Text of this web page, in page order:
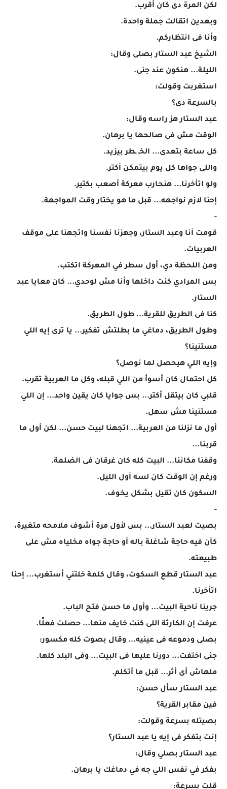
لكن المرة دى كان أقرب.
وبعدين اتقالت جملة واحدة.
وأنا فى انتظاركم.
الشيخ عبد الستار بصلى وقال:
الليلة... هنكون عند جنى.
استغربت وقولت:
بالسرعة دى؟
عبد الستار هز راسه وقال:
الوقت مش فى صالحها يا برهان.
كل ساعة بتعدى... الخـ ـطر بيزيد.
واللى جواها كل يوم بيتمكن أكتر.
ولو اتأخرنا... هنحارب معركة أصعب بكتير.
إحنا لازم نواجهه... قبل ما هو يختار وقت المواجهة.
-
قومت أنا وعبد الستار، وجهزنا نفسنا واتجهنا على موقف
العربيات.
ومن اللحظة دي، أول سطر في المعركة اتكتب.
بس المرادي كنت داخلها وأنا مش لوحدي... كان معايا عبد
الستار.
كنا فى الطريق للقرية... طول الطريق.
وطول الطريق، دماغي ما بطلتش تفكير... يا ترى إيه اللي
مستنينا؟
وإيه اللي هيحصل لما نوصل؟
كل احتمال كان أسوأ من اللي قبله، وكل ما العربية تقرب.
قلبي كان بيتقل أكتر... بس جوايا كان يقين واحد... إن اللي
مستنينا مش سهل.
أول ما نزلنا من العربية... اتجهنا لبيت حسن... لكن أول ما
قربنا...
وقفنا مكاننا... البيت كله كان غرقان فى الضلمة.
ورغم إن الوقت كان لسه أول الليل.
السكون كان تقيل بشكل يخوف.
-
بصيت لعبد الستار... بس لأول مرة أشوف ملامحه متغيرة،
كأن فيه حاجة شاغلة باله أو حاجة جواه مخلياه مش على
طبيعته.
عبد الستار قطع السكوت، وقال كلمة خلتني أستغرب... إحنا
اتأخرنا.
جرينا ناحية البيت... وأول ما حسن فتح الباب.
عرفت إن الكارثة اللى كنت خايف منها... حصلت فعلًا.
بصلى ودموعه فى عينيه... وقال بصوت كله مكسور:
جنى اختفت... دورنا عليها فى البيت... وفى البلد كلها.
ملهاش أى أثر... قبل ما أتكلم.
عبد الستار سأل حسن:
فين مقابر القرية؟
بصيتله بسرعة وقولت:
إنت بتفكر فى إيه يا عبد الستار؟
عبد الستار بصلي وقال:
بفكر في نفس اللي جه في دماغك يا برهان.
قلت بسرعة: